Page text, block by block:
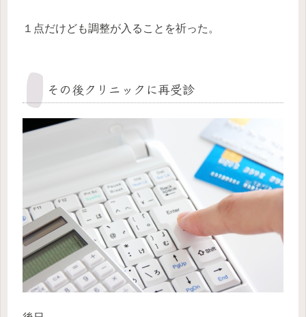
１点だけども調整が入ることを祈った。
その後クリニックに再受診